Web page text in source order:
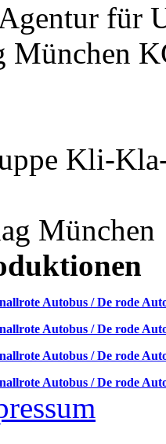
für
München
Kli-
München
Autobus / De rode
Autobus / De rode
Autobus / De rode
Autobus / De rode